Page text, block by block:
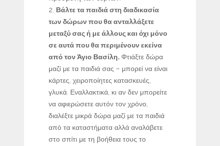
Βάλτε τα παιδιά στη διαδικασία
των δώρων που θα ανταλλάξετε
μεταξύ σας ή με άλλους και όχι μόνο
σε αυτά που θα περιμένουν εκείνα
από τον Άγιο Βασίλη. Φτιάξτε δώρα
μαζί με τα παιδιά σας – μπορεί να είναι
κάρτες, χειροποίητες κατασκευές,
γλυκά. Εναλλακτικά, κι αν δεν μπορείτε
να αφιερώσετε αυτόν τον χρόνο,
διαλέξτε μικρά δώρα μαζί με τα παιδιά
από τα καταστήματα αλλά αναλάβετε
στο σπίτι με τη βοήθεια τους το